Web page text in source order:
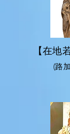
【在地
(路